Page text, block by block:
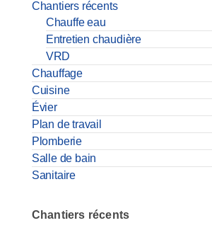
Chantiers récents
Chauffe eau
Entretien chaudière
VRD
Chauffage
Cuisine
Évier
Plan de travail
Plomberie
Salle de bain
Sanitaire
Chantiers récents